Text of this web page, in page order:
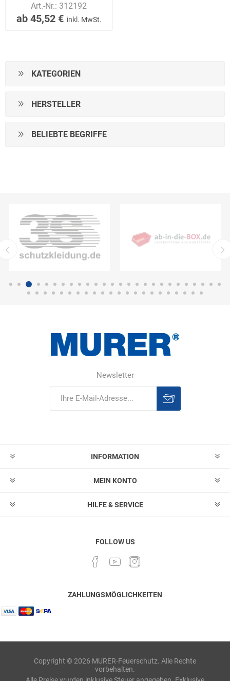
Art.-Nr.: 312192
ab 45,52 € inkl. MwSt.
KATEGORIEN
HERSTELLER
BELIEBTE BEGRIFFE
Newsletter
INFORMATION
MEIN KONTO
HILFE & SERVICE
FOLLOW US
ZAHLUNGSMÖGLICHKEITEN
Copyright © 2026 MURER-Feuerschutz. Alle Rechte
vorbehalten.